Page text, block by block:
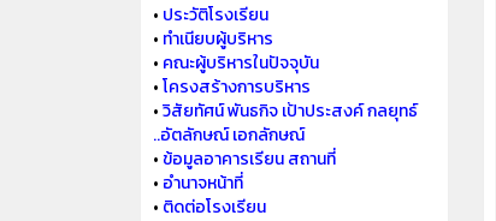
• ประวัติโรงเรียน
• ทำเนียบผู้บริหาร
• คณะผู้บริหารในปัจจุบัน
•โครงสร้างการบริหาร
•วิสัยทัศน์ พันธกิจ เป้าประสงค์ กลยุทธ์
..อัตลักษณ์ เอกลักษณ์
• ข้อมูลอาคารเรียน สถานที่
• อำนาจหน้าที่
• ติดต่อโรงเรียน